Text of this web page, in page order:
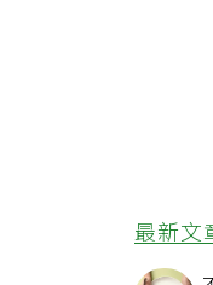
最新文